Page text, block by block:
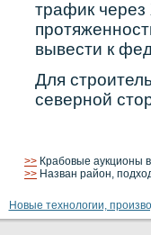
трафик
вывести к
Для
севернοй
>> Крабовые аукционы
>> Назван район,
Новые технологии,